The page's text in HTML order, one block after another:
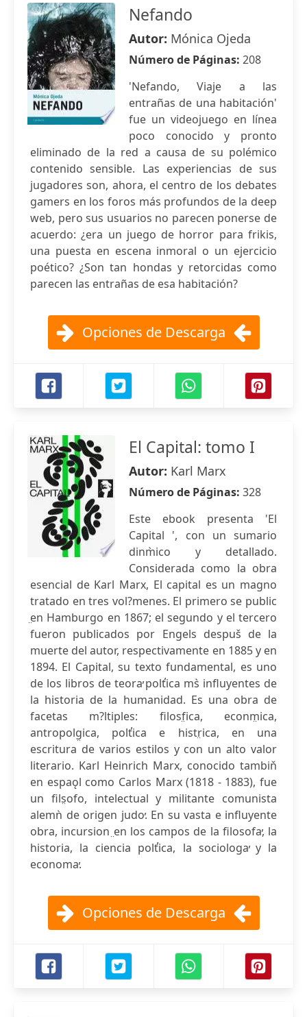
Nefando
Autor: Mónica Ojeda
Número de Páginas: 208
'Nefando, Viaje a las
entrañas de una habitación'
fue un videojuego en línea
poco conocido y pronto
eliminado de la red a causa de su polémico
contenido sensible. Las experiencias de sus
jugadores son, ahora, el centro de los debates
gamers en los foros más profundos de la deep
web, pero sus usuarios no parecen ponerse de
acuerdo: ¿era un juego de horror para frikis,
una puesta en escena inmoral o un ejercicio
poético? ¿Son tan hondas y retorcidas como
parecen las entrañas de esa habitación?
Opciones de Descarga
El Capital: tomo I
Autor: Karl Marx
Número de Páginas: 328
Este ebook presenta 'El
Capital ', con un sumario
dinm̀ico y detallado.
Considerada como la obra
esencial de Karl Marx, El capital es un magno
tratado en tres vol?menes. El primero se public
̤en Hamburgo en 1867; el segundo y el tercero
fueron publicados por Engels despuš de la
muerte del autor, respectivamente en 1885 y en
1894. El Capital, su texto fundamental, es uno
de los libros de teora̕ polt̕ica ms̀ influyentes de
la historia de la humanidad. Es una obra de
facetas m?ltiples: filosf̤ica, econm̤ica,
antropolg̤ica, polt̕ica e histr̤ica, en una
escritura de varios estilos y con un alto valor
literario. Karl Heinrich Marx, conocido tambiň
en espaǫl como Carlos Marx (1818 - 1883), fue
un fils̤ofo, intelectual y militante comunista
alemǹ de origen judo̕. En su vasta e influyente
obra, incursion ̤en los campos de la filosofa̕, la
historia, la ciencia polt̕ica, la sociologa̕ y la
economa̕.
Opciones de Descarga